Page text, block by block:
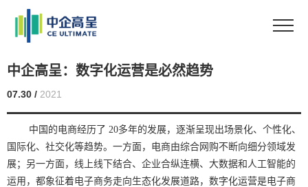
中企高呈：数字化运营是必然趋势
07.30 / 2021
中国的电商经历了 20多年的发展，逐渐呈现出场景化、个性化、
国际化、社交化等趋势。一方面，电商由综合网购不断向细分领域发
展；另一方面，线上线下结合、企业合纵连横、大数据和人工智能的
运用，都象征着电子商务走向生态化发展道路，数字化运营是电子商